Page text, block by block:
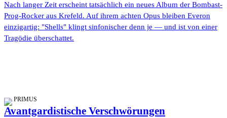
Nach langer Zeit erscheint tatsächlich ein neues Album der Bombast-
Prog-Rocker aus Krefeld. Auf ihrem achten Opus bleiben Everon
einzigartig: "Shells" klingt sinfonischer denn je — und ist von einer
Tragödie überschattet.
PRIMUS
Avantgardistische Verschwörungen